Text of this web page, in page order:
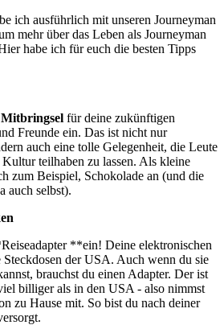
ich ausführlich mit unseren Journeyman
mehr über das Leben als Journeyman
habe ich für euch die besten Tipps
Mitbringsel für deine zukünftigen
Freunde ein. Das ist nicht nur
auch eine tolle Gelegenheit, die Leute
Kultur teilhaben zu lassen. Als kleine
zum Beispiel, Schokolade an (und die
auch selbst).
**ein! Deine elektronischen
Steckdosen der USA. Auch wenn du sie
brauchst du einen Adapter. Der ist
billiger als in den USA - also nimmst
zu Hause mit. So bist du nach deiner